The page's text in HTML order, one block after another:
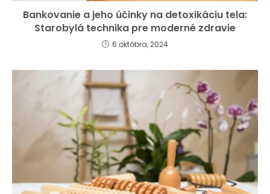
Bankovanie a jeho účinky na detoxikáciu tela:
Starobylá technika pre moderné zdravie
6 októbra, 2024